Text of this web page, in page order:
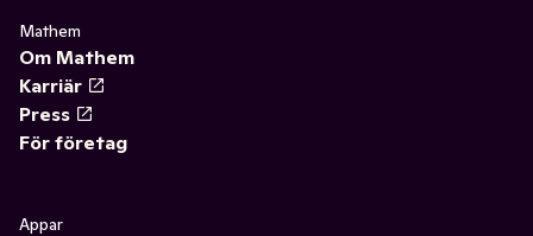
Mathem
Om Mathem
Karriär
Press
För företag
Appar